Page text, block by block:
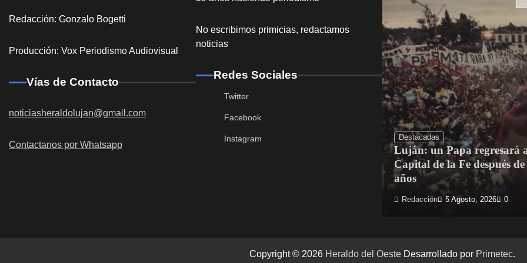
Redacción: Gonzalo Bogetti
Producción: Vox Periodismo Audiovisual
Vías de Contacto
noticiasheraldolujan@gmail.com
Contactanos por Whatsapp
No escribimos primicias, redactamos
noticias
Redes Sociales
Twitter
Facebook
Instagram Destacadas
Luján: un Papa regresará
Capital de la Fe después
años
Redacción 5 Agosto, 2026 0
Copyright © 2026 Heraldo del Oeste Desarrollado por Primetec.